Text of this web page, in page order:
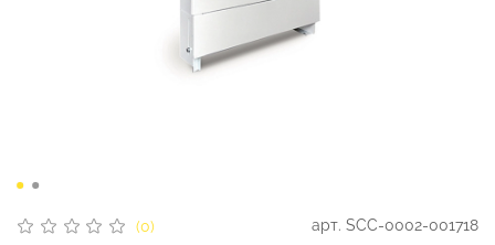
(0) арт. SCC-0002-001718